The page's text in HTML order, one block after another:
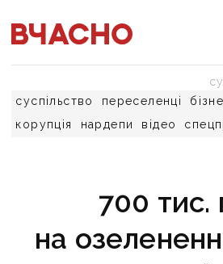
суспільство переселенці
корупція
нардепи відео
700 тис.
на